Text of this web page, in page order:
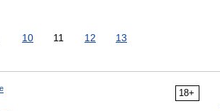
10 11 12 13
18+